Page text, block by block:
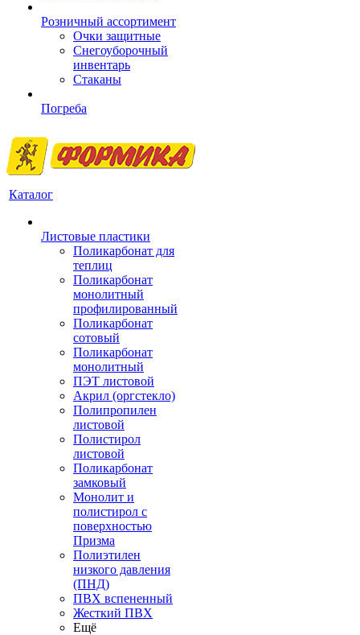
Розничный ассортимент
Очки защитные
Снегоуборочный
инвентарь
Стаканы
Погреба
Каталог
Листовые пластики
Поликарбонат для
теплиц
Поликарбонат
монолитный
профилированный
Поликарбонат
сотовый
Поликарбонат
монолитный
ПЭТ листовой
Акрил (оргстекло)
Полипропилен
листовой
Полистирол
листовой
Поликарбонат
замковый
Монолит и
полистирол с
поверхностью
Призма
Полиэтилен
низкого давления
(ПНД)
ПВХ вспененный
Жесткий ПВХ
Ещё